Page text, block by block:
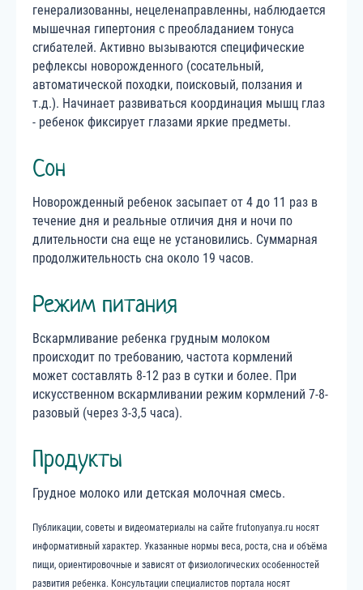
генерализованны, нецеленаправленны, наблюдается
мышечная гипертония с преобладанием тонуса
сгибателей. Активно вызываются специфические
рефлексы новорожденного (сосательный,
автоматической походки, поисковый, ползания и
т.д.). Начинает развиваться координация мышц глаз
- ребенок фиксирует глазами яркие предметы.
Сон
Новорожденный ребенок засыпает от 4 до 11 раз в
течение дня и реальные отличия дня и ночи по
длительности сна еще не установились. Суммарная
продолжительность сна около 19 часов.
Режим питания
Вскармливание ребенка грудным молоком
происходит по требованию, частота кормлений
может составлять 8-12 раз в сутки и более. При
искусственном вскармливании режим кормлений 7-8-
разовый (через 3-3,5 часа).
Продукты
Грудное молоко или детская молочная смесь.
Публикации, советы и видеоматериалы на сайте frutonyanya.ru носят
информативный характер. Указанные нормы веса, роста, сна и объёма
пищи, ориентировочные и зависят от физиологических особенностей
развития ребенка. Консультации специалистов портала носят